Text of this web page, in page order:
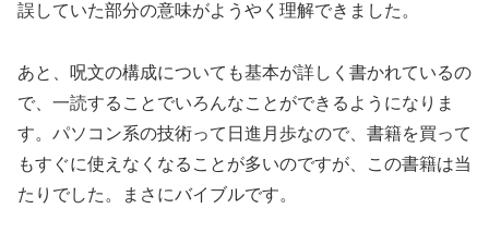
誤していた部分の意味がようやく理解できました。
あと、呪文の構成についても基本が詳しく書かれているの
で、一読することでいろんなことができるようになりま
す。パソコン系の技術って日進月歩なので、書籍を買って
もすぐに使えなくなることが多いのですが、この書籍は当
たりでした。まさにバイブルです。